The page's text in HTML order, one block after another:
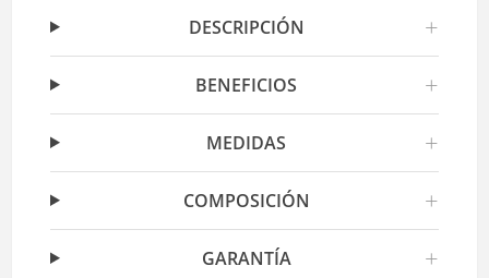
DESCRIPCIÓN +
BENEFICIOS +
MEDIDAS +
COMPOSICIÓN +
GARANTÍA +